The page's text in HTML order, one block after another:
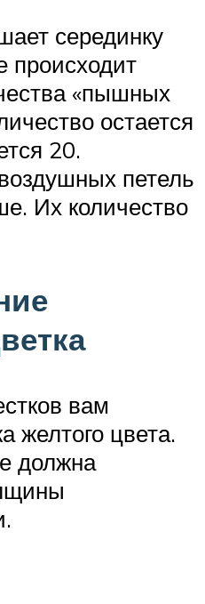
серединку
происходит
«пышных
остается
20.
петель
Их количество
вам
желтого цвета.
должна